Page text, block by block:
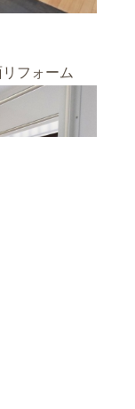
フォーム